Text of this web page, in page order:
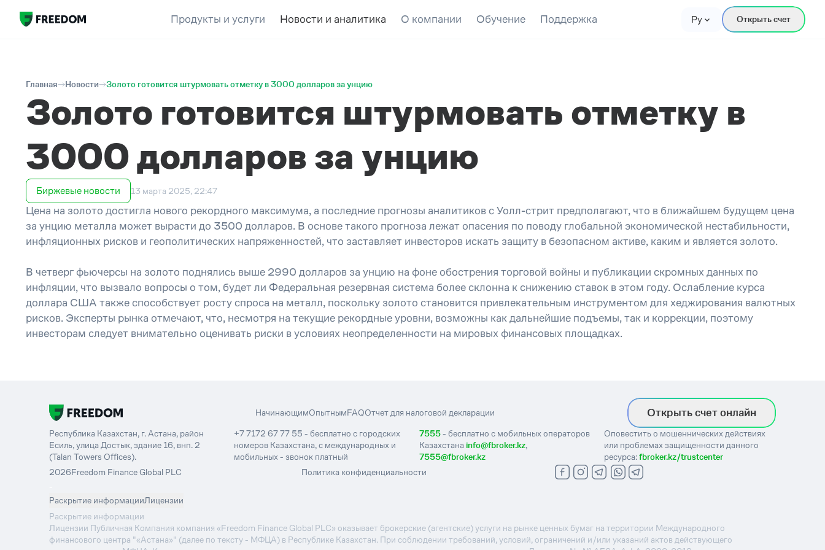
Продукты и услуги Новости и аналитика О компании Обучение Поддержка Ру Открыть счет
Главная Новости Золото готовится штурмовать отметку в 3000 долларов за унцию
Золото готовится штурмовать отметку в
3000 долларов за унцию
Биржевые новости 13 марта 2025, 22:47
Цена на золото достигла нового рекордного максимума, а последние прогнозы аналитиков с Уолл-стрит предполагают, что в ближайшем будущем цена
за унцию металла может вырасти до 3500 долларов. В основе такого прогноза лежат опасения по поводу глобальной экономической нестабильности,
инфляционных рисков и геополитических напряженностей, что заставляет инвесторов искать защиту в безопасном активе, каким и является золото.
В четверг фьючерсы на золото поднялись выше 2990 долларов за унцию на фоне обострения торговой войны и публикации скромных данных по
инфляции, что вызвало вопросы о том, будет ли Федеральная резервная система более склонна к снижению ставок в этом году. Ослабление курса
доллара США также способствует росту спроса на металл, поскольку золото становится привлекательным инструментом для хеджирования валютных
рисков. Эксперты рынка отмечают, что, несмотря на текущие рекордные уровни, возможны как дальнейшие подъемы, так и коррекции, поэтому
инвесторам следует внимательно оценивать риски в условиях неопределенности на мировых финансовых площадках.
НачинающимОпытнымFAQОтчет для налоговой декларации Открыть счет онлайн
Республика Казахстан, г. Астана, район
Есиль, улица Достык, здание 16, внп. 2
(Talan Towers Offices).
+7 7172 67 77 55 - бесплатно с городских
номеров Казахстана, с международных и
мобильных - звонок платный
7555- бесплатно с мобильных операторов
Казахстанаinfo@fbroker.kz,
7555@fbroker.kz
Оповестить о мошеннических действиях
или проблемах защищенности данного
ресурса:fbroker.kz/trustcenter
2026Freedom Finance Global PLC
Политика конфиденциальности
Раскрытие информацииЛицензии
Раскрытие информации
Лицензии Публичная Компания компания «Freedom Finance Global PLC» оказывает брокерские (агентские) услуги на рынке ценных бумаг на территории Международного
финансового центра "«Астана»" (далее по тексту - МФЦА) в Республике Казахстан. При соблюдении требований, условий, ограничений и/или указаний актов действующего